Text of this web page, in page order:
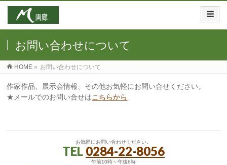
お問い合わせについて
HOME » お問い合わせについて
作家作品、展示会情報、その他お気軽にお問い合せください。
★メールでのお問い合せはこちらから
お気軽にお問い合わせください。
TEL 0284-22-8056
午前10時～午後6時